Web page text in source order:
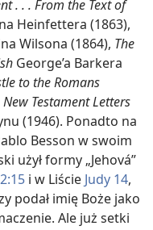
. . . From the Text of
Heinfettera (1863),
Wilsona (1864), The
George’a Barkera
to the Romans
New Testament Letters
(1946). Ponadto na
Besson w swoim
użył formy „Jehová”
i w Liście Judy 14,
podał imię Boże jako
Ale już setki